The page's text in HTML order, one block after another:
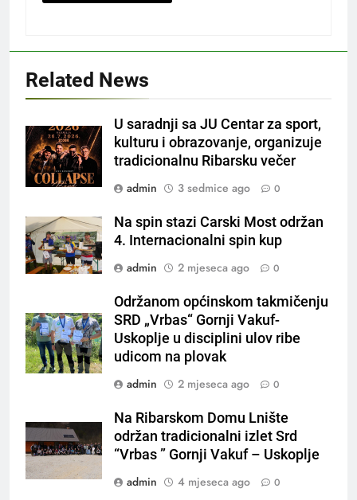
Related News
U saradnji sa JU Centar za sport,
kulturu i obrazovanje, organizuje
tradicionalnu Ribarsku večer
admin
3 sedmice ago 0
Na spin stazi Carski Most održan
4. Internacionalni spin kup
admin
2 mjeseca ago 0
Održanom općinskom takmičenju
SRD „Vrbas“ Gornji Vakuf-
Uskoplje u disciplini ulov ribe
udicom na plovak
admin
2 mjeseca ago 0
Na Ribarskom Domu Lnište
održan tradicionalni izlet Srd
“Vrbas ” Gornji Vakuf – Uskoplje
admin
4 mjeseca ago 0